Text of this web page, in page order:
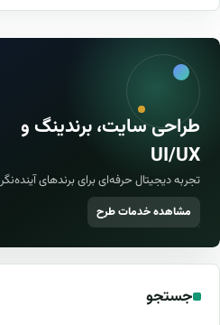
طراحی سایت، برندینگ و
UI/UX
تجربه دیجیتال حرفه‌ای برای برندهای آینده‌نگر
مشاهده خدمات طرح
جستجو